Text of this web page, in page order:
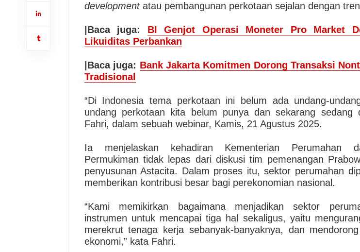
developmentatau pembangunan perkotaan sejalan dengan
|Baca juga: BI Genjot Operasi Moneter Pro Market
Likuiditas Perbankan
|Baca juga: Bank Jakarta Komitmen Dorong Transaksi
Tradisional
“Di Indonesia tema perkotaan ini belum ada undang-
undang perkotaan kita belum punya dan sekarang sedang
Fahri, dalam sebuah webinar, Kamis, 21 Agustus 2025.
Ia menjelaskan kehadiran Kementerian Perumahan
Permukiman tidak lepas dari diskusi tim pemenangan
penyusunan Astacita. Dalam proses itu, sektor perumahan
memberikan kontribusi besar bagi perekonomian nasional.
“Kami memikirkan bagaimana menjadikan sektor
instrumen untuk mencapai tiga hal sekaligus, yaitu
merekrut tenaga kerja sebanyak-banyaknya, dan
ekonomi,” kata Fahri.